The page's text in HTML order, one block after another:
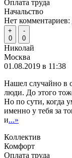
Оплата труда
Начальство
Нет комментариев:
+
0
-
0
Николай
Москва
01.08.2019 в 11:38
Нашел случайно в
люди. До этого
Но по сути, когда
именно у тебя за
и...»
Коллектив
Комфорт
Оплата труда